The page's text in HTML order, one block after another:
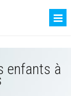
enfants à